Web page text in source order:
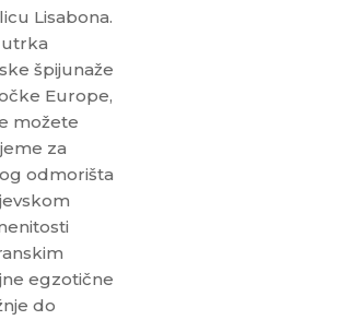
Lisabona.
utrka
špijunaže
Europe,
možete
za
odmorišta
egzotične
do